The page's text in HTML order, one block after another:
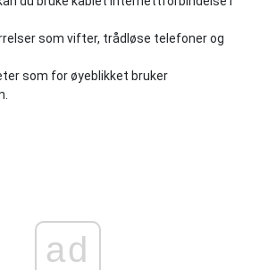
som vifter, trådløse telefoner og
som for øyeblikket bruker
ad